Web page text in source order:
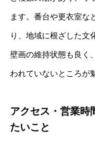
ます。番台や更衣室な
り、地域に根ざした文
壁画の維持状態も良く
われていないところが
アクセス・営業時
たいこと